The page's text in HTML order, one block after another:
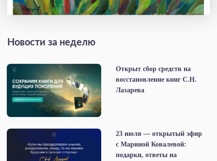
Новости за неделю
Открыт сбор средств на
восстановление книг С.Н.
Лазарева
23 июля — открытый эфир
с Мариной Ковалевой:
подарки, ответы на